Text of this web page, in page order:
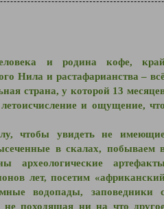
и родина кофе,
Нила и растафарианства –
страна, у которой 13
и ощущение,
чтобы увидеть не
в скалах, побываем
археологические
лет, посетим
водопады, заповедники
не походящая ни на что